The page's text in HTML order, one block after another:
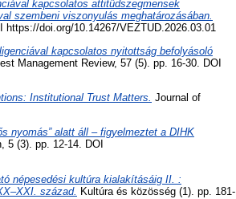
kapcsolatos attitűdszegmensek
szembeni viszonyulás meghatározásában.
doi.org/10.14267/VEZTUD.2026.03.01
kapcsolatos nyitottság befolyásoló
Management Review, 57 (5). pp. 16-30. DOI
Institutional Trust Matters. Journal of
nyomás” alatt áll – figyelmeztet a DIHK
5 (3). pp. 12-14. DOI
népesedési kultúra kialakításáig II. :
század. Kultúra és közösség (1). pp. 181-